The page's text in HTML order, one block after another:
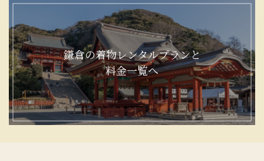
鎌倉の着物レンタルプランと
料金一覧へ